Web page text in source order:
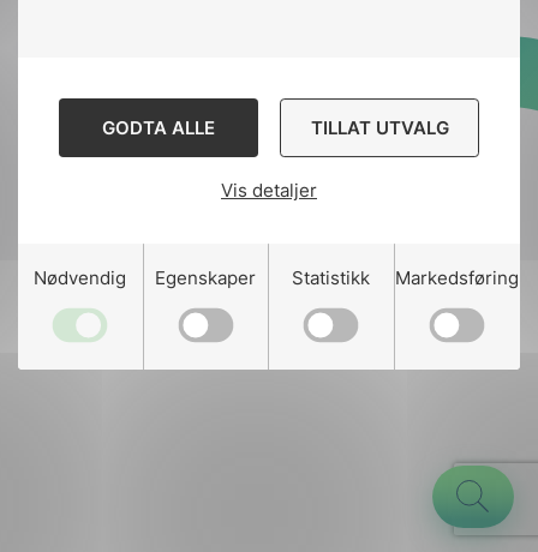
GODTA ALLE TILLAT UTVALG
Vis detaljer
Nødvendig Egenskaper Statistikk Markedsføring
Designed and developed
Stem Agency